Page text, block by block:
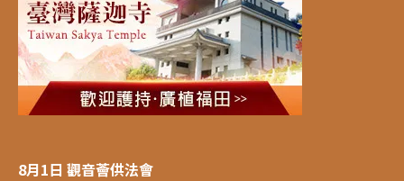
8月1日 觀音薈供法會